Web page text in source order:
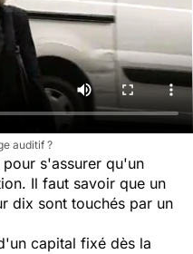
auditif ?
s'assurer qu'un
Il faut savoir que un
dix sont touchés par un
capital fixé dès la